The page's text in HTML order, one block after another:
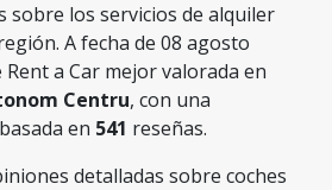
sobre los servicios de alquiler
A fecha de 08 agosto
Rent a Car mejor valorada en
Centru, con una
basada en 541 reseñas.
detalladas sobre coches